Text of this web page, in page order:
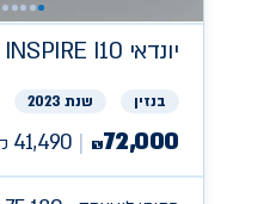
יונדאי INSPIRE I10
בנזין שנת 2023
₪72,000
41,490